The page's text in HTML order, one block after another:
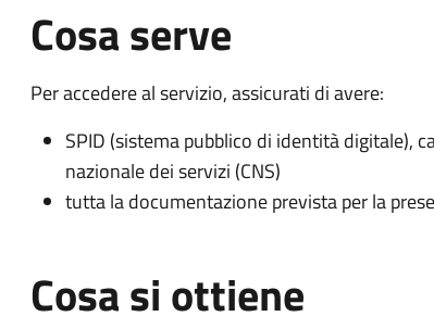
Cosa serve
Per accedere al servizio, assicurati di avere:
SPID (sistema pubblico di identità digitale),
nazionale dei servizi (CNS)
tutta la documentazione prevista per la
Cosa si ottiene